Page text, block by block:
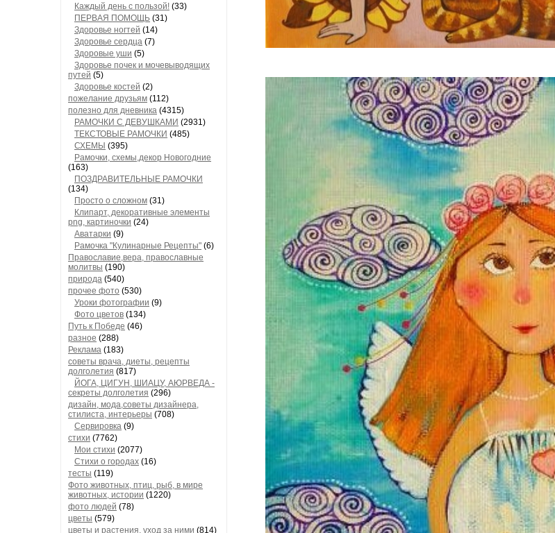
Каждый день с пользой! (33)
ПЕРВАЯ ПОМОЩЬ (31)
Здоровье ногтей (14)
Здоровье сердца (7)
Здоровые уши (5)
Здоровье почек и мочевыводящих
путей (5)
Здоровье костей (2)
пожелание друзьям (112)
полезно для дневника (4315)
РАМОЧКИ С ДЕВУШКАМИ (2931)
ТЕКСТОВЫЕ РАМОЧКИ (485)
СХЕМЫ (395)
Рамочки, схемы,декор Новогодние
(163)
ПОЗДРАВИТЕЛЬНЫЕ РАМОЧКИ
(134)
Просто о сложном (31)
Клипарт, декоративные элементы
png, картиночки (24)
Аватарки (9)
Рамочка "Кулинарные Рецепты" (6)
Православие,вера, православные
молитвы (190)
природа (540)
прочее фото (530)
Уроки фотографии (9)
Фото цветов (134)
Путь к Победе (46)
разное (288)
Реклама (183)
советы врача, диеты, рецепты
долголетия (817)
ЙОГА, ЦИГУН, ШИАЦУ, АЮРВЕДА -
секреты долголетия (296)
дизайн, мода,советы дизайнера,
стилиста, интерьеры (708)
Сервировка (9)
стихи (7762)
Мои стихи (2077)
Стихи о городах (16)
тесты (119)
Фото животных, птиц, рыб, в мире
животных, истории (1220)
фото людей (78)
цветы (579)
цветы и растения, уход за ними (814)